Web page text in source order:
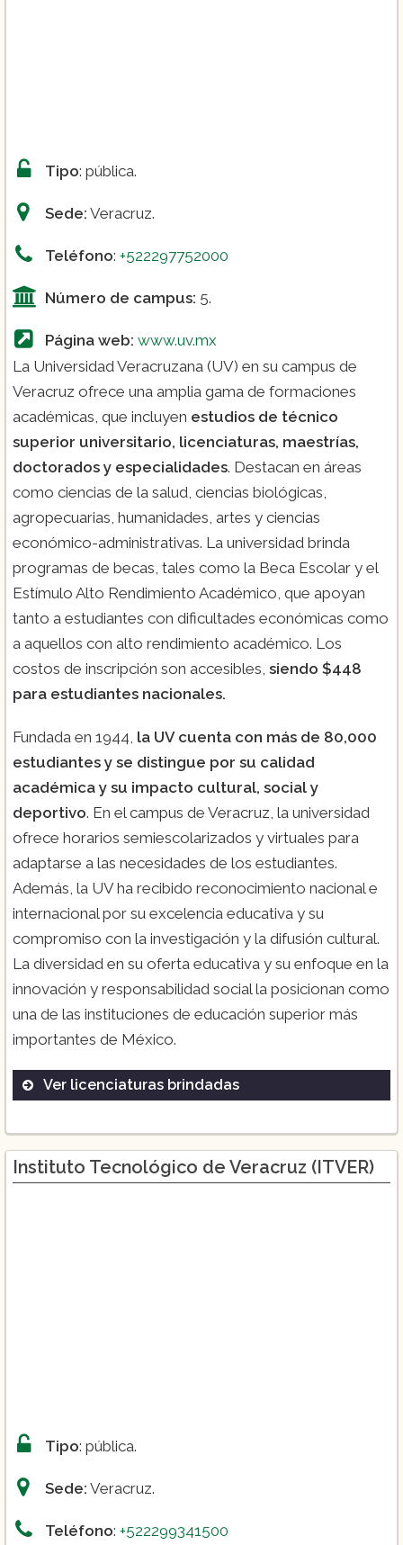
Tipo: pública.
Sede: Veracruz.
Teléfono: +522297752000
Número de campus: 5.
Página web: www.uv.mx
La Universidad Veracruzana (UV) en su campus de
Veracruz ofrece una amplia gama de formaciones
académicas, que incluyen estudios de técnico
superior universitario, licenciaturas, maestrías,
doctorados y especialidades. Destacan en áreas
como ciencias de la salud, ciencias biológicas,
agropecuarias, humanidades, artes y ciencias
económico-administrativas. La universidad brinda
programas de becas, tales como la Beca Escolar y el
Estímulo Alto Rendimiento Académico, que apoyan
tanto a estudiantes con dificultades económicas como
a aquellos con alto rendimiento académico. Los
costos de inscripción son accesibles, siendo $448
para estudiantes nacionales.
Fundada en 1944, la UV cuenta con más de 80,000
estudiantes y se distingue por su calidad
académica y su impacto cultural, social y
deportivo. En el campus de Veracruz, la universidad
ofrece horarios semiescolarizados y virtuales para
adaptarse a las necesidades de los estudiantes.
Además, la UV ha recibido reconocimiento nacional e
internacional por su excelencia educativa y su
compromiso con la investigación y la difusión cultural.
La diversidad en su oferta educativa y su enfoque en la
innovación y responsabilidad social la posicionan como
una de las instituciones de educación superior más
importantes de México​.
Ver licenciaturas brindadas
Derecho
Ingeniería Civil
Instituto Tecnológico de Veracruz (ITVER)
Tipo: pública.
Sede: Veracruz.
Teléfono: +522299341500